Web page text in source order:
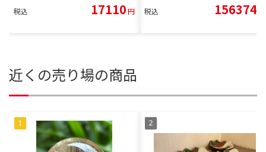
税込 17110円 税込 156374
近くの売り場の商品